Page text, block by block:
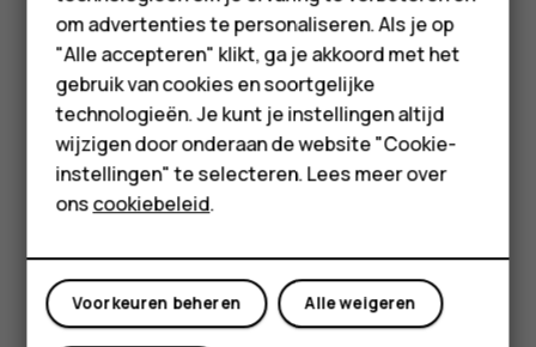
Accessoires
HMD Terra M
Voor bedrijven
Tablets
Shop
Mijn account
beginpunt.
Tik opStartenom het navigeren te starten.
De route wordt op de kaart weergegeven, samen met een
schatting van hoe lang het duurt om daar te komen. Tik op
Stappenvoor een gedetailleerde routebeschrijving.
Was deze informatie nuttig?
om advertenties te personaliseren. Als je op
"Alle accepteren" klikt, ga je akkoord met het
gebruik van cookies en soortgelijke
technologieën. Je kunt je instellingen altijd
wijzigen door onderaan de website "Cookie-
instellingen" te selecteren. Lees meer over
onscookiebeleid.
Alle weigeren
Voorkeuren beheren